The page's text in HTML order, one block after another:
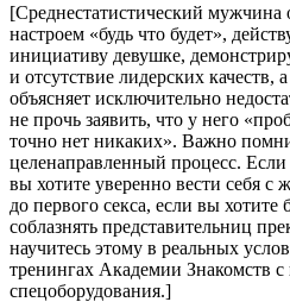
[Среднестатистический мужчина
настроем «будь что будет»,
инициативу девушке,
и отсутствие лидерских качеств,
объясняет исключительно
не прочь заявить, что у него
точно нет никаких». Важно
целенаправленный процесс.
вы хотите уверенно вести себя с
до первого секса, если вы
соблазнять представительниц
научитесь этому в реальных
тренингах Академии Знакомств с
спецоборудования.]